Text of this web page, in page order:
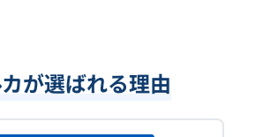
が選ばれる理由